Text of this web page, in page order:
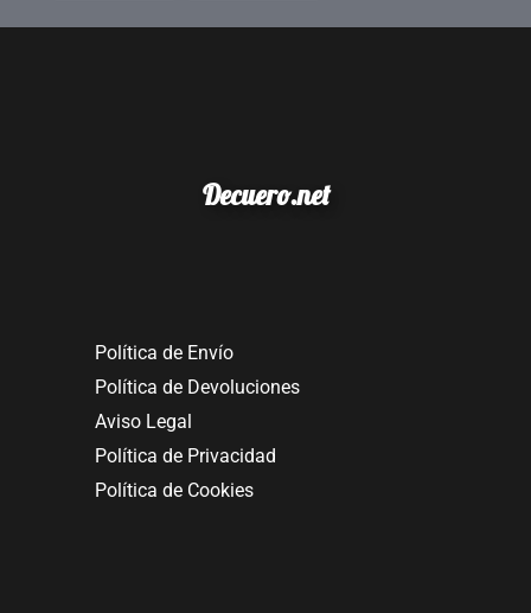
Decuero.net
Política de Envío
Política de Devoluciones
Aviso Legal
Política de Privacidad
Política de Cookies